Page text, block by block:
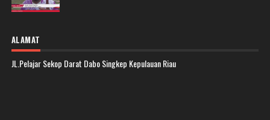
ALAMAT
JL.Pelajar Sekop Darat Dabo Singkep Kepulauan Riau